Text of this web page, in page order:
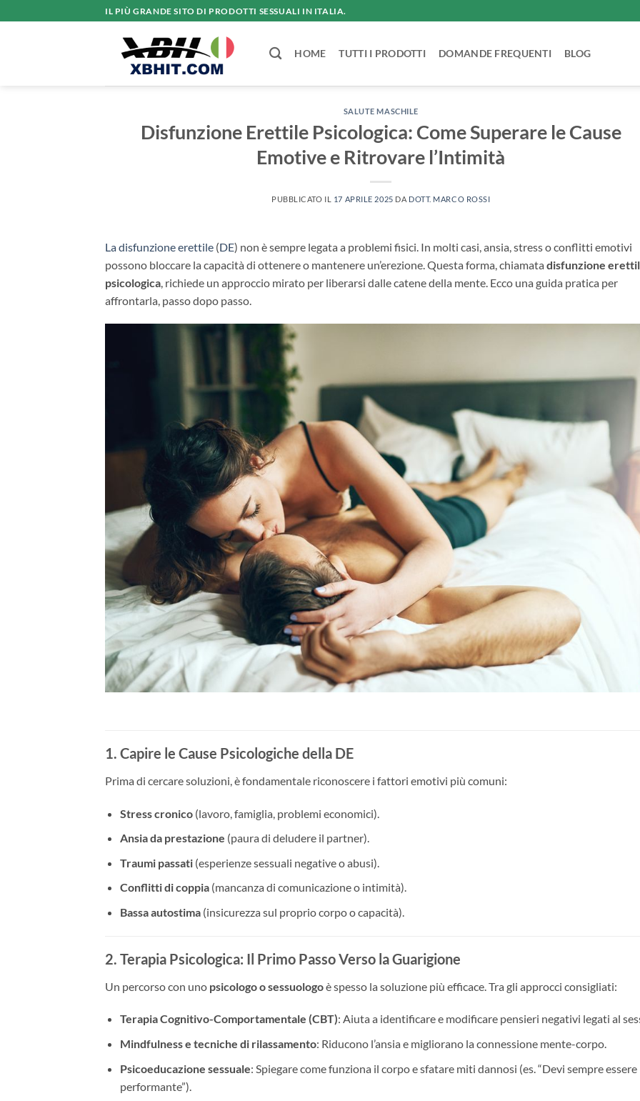
ai
IL PIÙ GRANDE SITO DI PRODOTTI SESSUALI IN ITALIA.
HOME TUTTI I PRODOTTI DOMANDE FREQUENTI BLOG
SALUTE MASCHILE
Disfunzione Erettile Psicologica: Come Superare le Cause
Emotive e Ritrovare l’Intimità
PUBBLICATO IL 17 APRILE 2025 DA DOTT. MARCO ROSSI
La disfunzione erettile (DE) non è sempre legata a problemi fisici. In molti casi, ansia, stress o conflitti emotivi
possono bloccare la capacità di ottenere o mantenere un’erezione. Questa forma, chiamata disfunzione
psicologica , richiede un approccio mirato per liberarsi dalle catene della mente. Ecco una guida pratica per
affrontarla, passo dopo passo.
1. Capire le Cause Psicologiche della DE
Prima di cercare soluzioni, è fondamentale riconoscere i fattori emotivi più comuni:
Stress cronico(lavoro, famiglia, problemi economici).
Ansia da prestazione (paura di deludere il partner).
Traumi passati(esperienze sessuali negative o abusi).
Conflitti di coppia(mancanza di comunicazione o intimità).
Bassa autostima(insicurezza sul proprio corpo o capacità).
2. Terapia Psicologica: Il Primo Passo Verso la Guarigione
Un percorso con uno psicologo o sessuologoè spesso la soluzione più efficace. Tra gli approcci consigliati:
Terapia Cognitivo-Comportamentale (CBT): Aiuta a identificare e modificare pensieri negativi legati al
Mindfulness e tecniche di rilassamento: Riducono l’ansia e migliorano la connessione mente-corpo.
Psicoeducazione sessuale: Spiegare come funziona il corpo e sfatare miti dannosi (es. “Devi sempre essere
performante”).